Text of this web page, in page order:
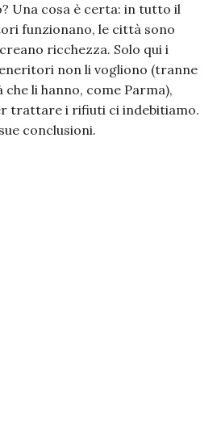
Una cosa è certa: in tutto il
funzionano, le città sono
ricchezza. Solo qui i
non li vogliono (tranne
li hanno, come Parma),
trattare i rifiuti ci indebitiamo.
conclusioni.